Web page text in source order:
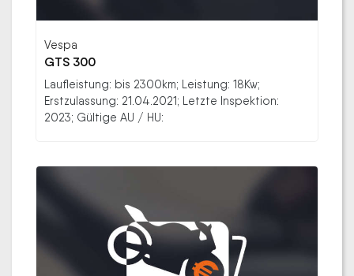
Vespa
GTS 300
Laufleistung: bis 2300km; Leistung: 18Kw;
Erstzulassung: 21.04.2021; Letzte Inspektion:
2023; Gültige AU / HU: